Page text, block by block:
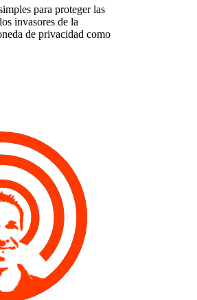
para proteger las
invasores de la
de privacidad como